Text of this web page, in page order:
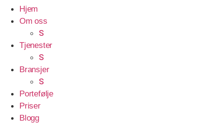
Hjem
Om oss
S
Tjenester
S
Bransjer
S
Portefølje
Priser
Blogg